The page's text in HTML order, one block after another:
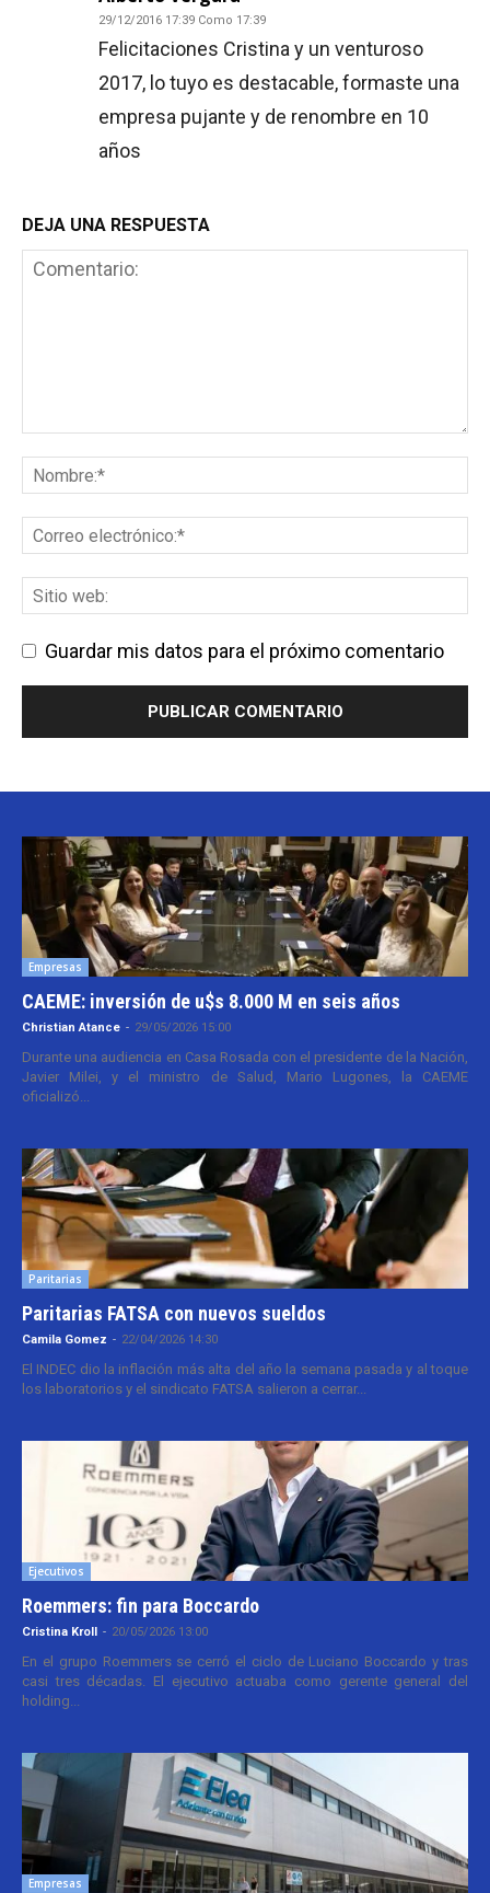
29/12/2016 17:39 Como 17:39
Felicitaciones Cristina y un venturoso
2017, lo tuyo es destacable, formaste una
empresa pujante y de renombre en 10
años
DEJA UNA RESPUESTA
Guardar mis datos para el próximo comentario
Empresas
CAEME: inversión de u$s 8.000 M en seis años
Christian Atance - 29/05/2026 15:00
Durante una audiencia en Casa Rosada con el presidente de la Nación,
Javier Milei, y el ministro de Salud, Mario Lugones, la CAEME
oficializó...
Paritarias
Paritarias FATSA con nuevos sueldos
Camila Gomez - 22/04/2026 14:30
El INDEC dio la inflación más alta del año la semana pasada y al toque
los laboratorios y el sindicato FATSA salieron a cerrar...
Ejecutivos
Roemmers: fin para Boccardo
Cristina Kroll - 20/05/2026 13:00
En el grupo Roemmers se cerró el ciclo de Luciano Boccardo y tras
casi tres décadas. El ejecutivo actuaba como gerente general del
holding...
Empresas